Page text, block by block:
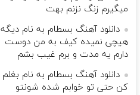
میگیرم زنگ نزنم بهت
دانلود آهنگ بسطام به نام دیگه
هیچی نمیده کیف به من دوست
دارم یه مدت و برم غیب بشم
دانلود آهنگ بسطام به نام بغلم
کن حتی تو خوابم شده شونتو